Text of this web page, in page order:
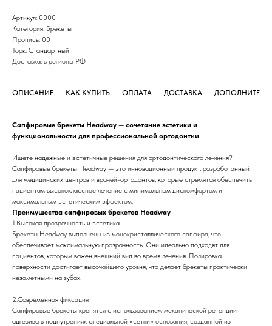
Артикул: 0000
Категория: Брекеты
Пропись: 00
Торк: Стандартный
Доставка: в регионы РФ
ОПИСАНИЕ КАК КУПИТЬ ОПЛАТА ДОСТАВКА
Сапфировые брекеты Headway — сочетание эстетики и
функциональности для профессиональной ортодонтии
Ищете надежные и эстетичные решения для ортодонтического лечения?
Сапфировые брекеты Headway — это инновационный продукт, разработанный
для медицинских центров и врачей-ортодонтов, которые стремятся обеспечить
пациентам высококлассное лечение с минимальным дискомфортом и
максимальным эстетическим эффектом.
Преимущества сапфировых брекетов Headway
1.Высокая прозрачность и эстетика
Брекеты Headway выполнены из монокристаллического сапфира, что
обеспечивает максимальную прозрачность. Они идеально подходят для
пациентов, которым важен внешний вид во время лечения. Полировка
поверхности достигает высочайшего уровня, что делает брекеты практически
незаметными на зубах.
2.Современная фиксация
Сапфировые брекеты крепятся с использованием механической ретенции
адгезива в поднутрениях специальной «сетки» основания, созданной из